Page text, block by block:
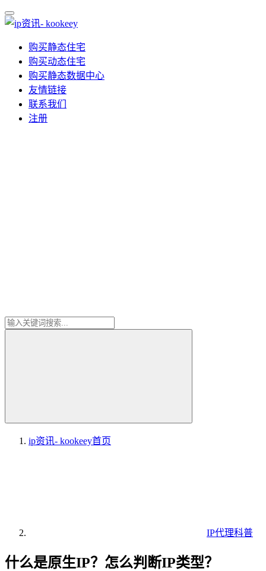
购买静态住宅
购买动态住宅
购买静态数据中心
友情链接
联系我们
注册
ip资讯- kookeey首页
IP代理科普
什么是原生IP？怎么判断IP类型？